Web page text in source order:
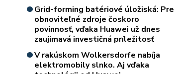
Grid-forming batériové úložiská: Pre
obnoviteľné zdroje čoskoro
povinnosť, vďaka Huawei už dnes
zaujímavá investičná príležitosť
V rakúskom Wolkersdorfe nabíja
elektromobily slnko. Aj vďaka